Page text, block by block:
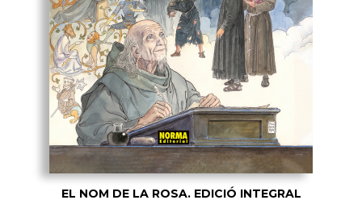
EL NOM DE LA ROSA. EDICIÓ INTEGRAL